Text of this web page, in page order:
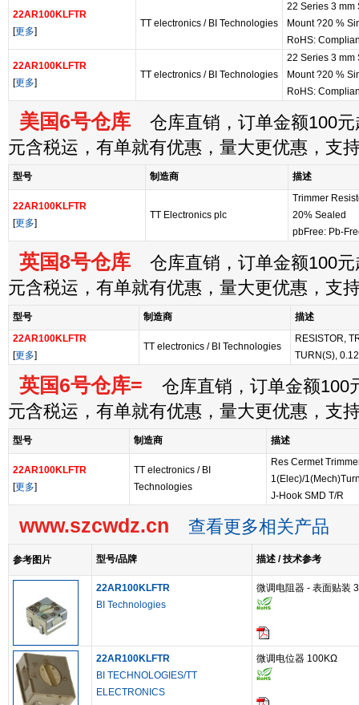
22AR100KLFTR
[更多]
TT electronics / BI Technologies
22 Series 3 mm
Mount ?20 %
RoHS:
22AR100KLFTR
[更多]
TT electronics / BI Technologies
22 Series 3 mm
Mount ?20 %
RoHS:
美国6号仓库 仓库直销，订单金额100元
元含税运，有单就有优惠，量大更优惠，支
型号 制造商 描述
22AR100KLFTR
[更多]
TT Electronics plc
Trimmer
20% Sealed
pbFree: Pb-
英国8号仓库 仓库直销，订单金额100元
元含税运，有单就有优惠，量大更优惠，支
型号 制造商
描述
22AR100KLFTR
[更多]
TT electronics / BI Technologies
RESISTOR,
TURN(S),
英国6号仓库= 仓库直销，订单金额100
元含税运，有单就有优惠，量大更优惠，支
型号 制造商 描述
22AR100KLFTR
[更多]
TT electronics / BI
Technologies
Res Cermet
1(Elec)/
J-Hook SMD T/R
www.szcwdz.cn 查看更多相关产品
参考图片 型号/品牌 描述 / 技术参考
22AR100KLFTR
BI Technologies
微调电阻器 - 表面贴装
22AR100KLFTR
BI TECHNOLOGIES/TT
ELECTRONICS
微调电位器 100KΩ